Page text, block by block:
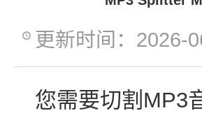
更新时间：2026-
您需要切割MP3